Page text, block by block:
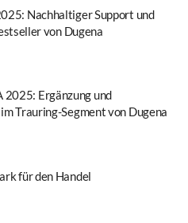
Nachhaltiger Support und
von Dugena
2025: Ergänzung und
Trauring-Segment von Dugena
für den Handel